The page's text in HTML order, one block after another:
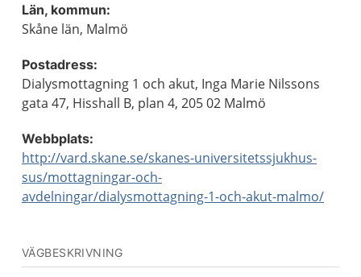
Län, kommun:
Skåne län, Malmö
Postadress:
Dialysmottagning 1 och akut, Inga Marie Nilssons
gata 47, Hisshall B, plan 4, 205 02 Malmö
Webbplats:
http://vard.skane.se/skanes-universitetssjukhus-
sus/mottagningar-och-
avdelningar/dialysmottagning-1-och-akut-malmo/
VÄGBESKRIVNING